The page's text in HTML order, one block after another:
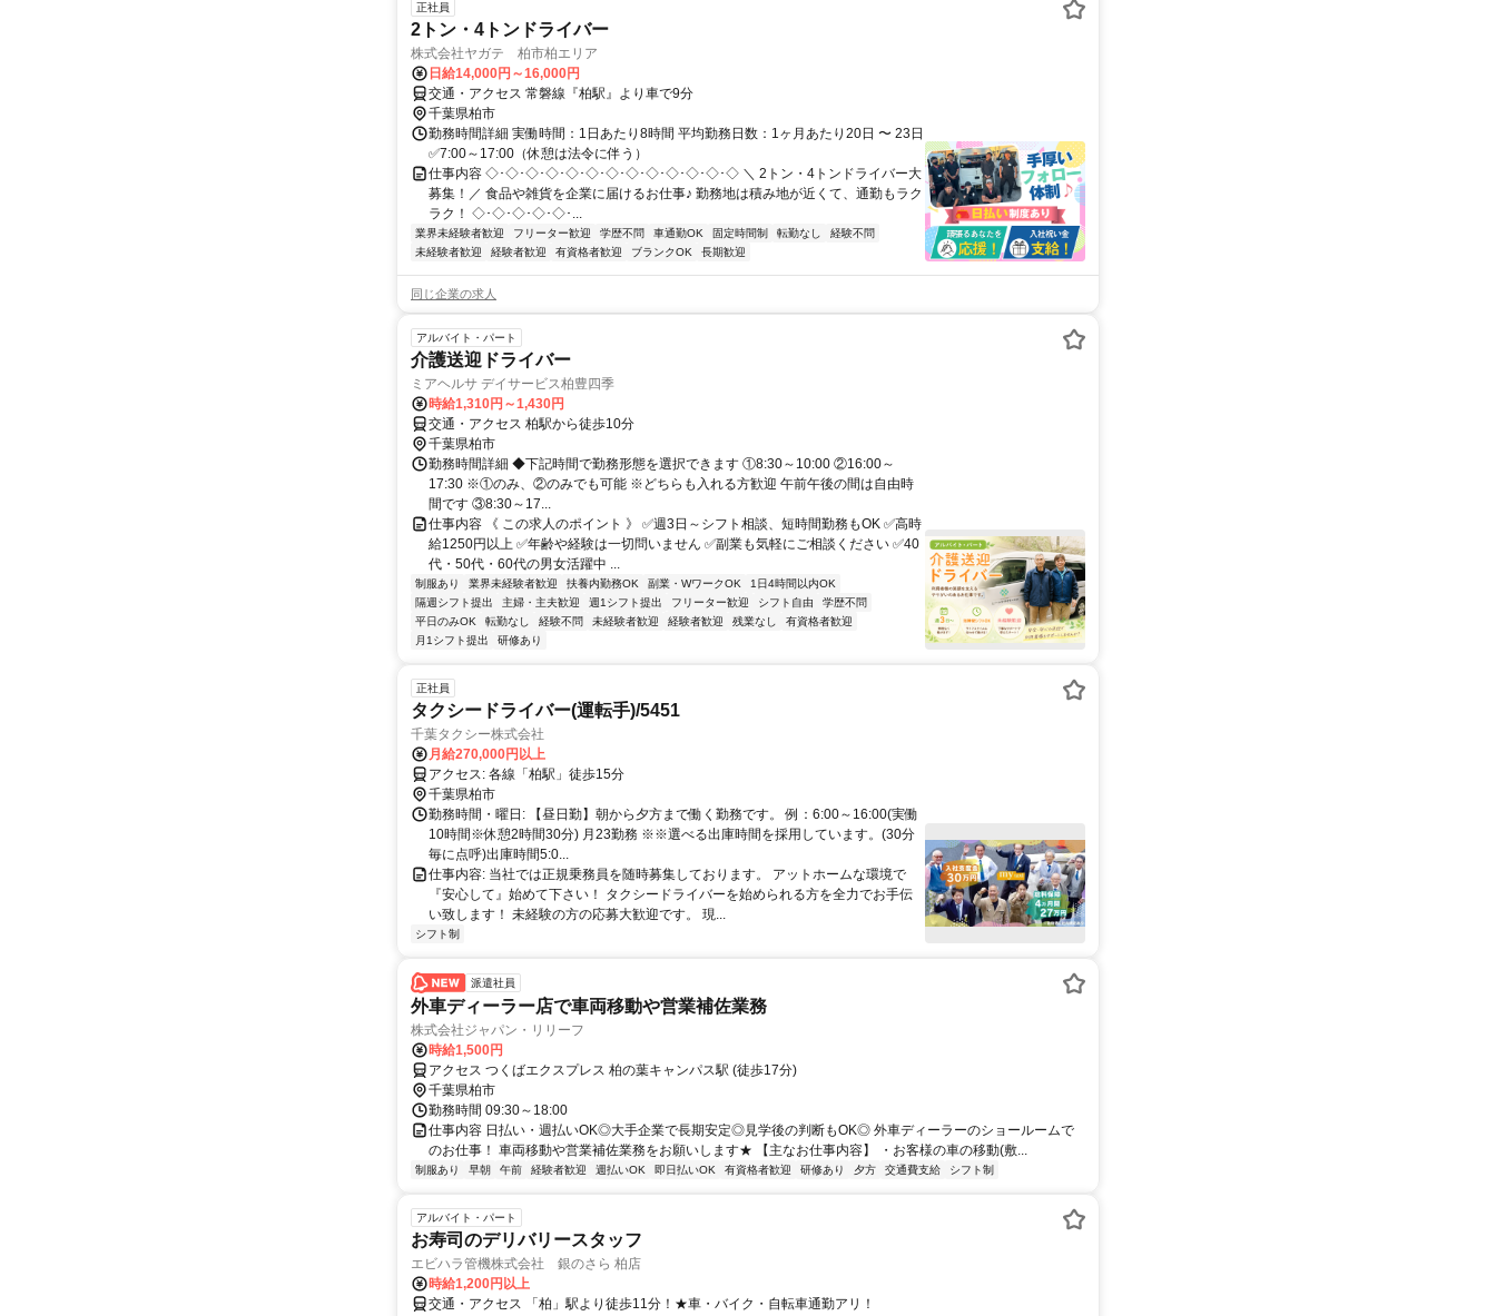
正社員
2トン・4トンドライバー
株式会社ヤガテ 柏市柏エリア
日給14,000円～16,000円
交通・アクセス 常磐線『柏駅』より車で9分
千葉県柏市
勤務時間詳細 実働時間：1日あたり8時間 平均勤務日数：1ヶ月あたり20日 〜 23日
✅7:00～17:00（休憩は法令に伴う）
仕事内容 ◇･◇･◇･◇･◇･◇･◇･◇･◇･◇･◇･◇･◇ ＼ 2トン・4トンドライバー大
募集！／ 食品や雑貨を企業に届けるお仕事♪ 勤務地は積み地が近くて、通勤もラク
ラク！ ◇･◇･◇･◇･◇･...
業界未経験者歓迎 フリーター歓迎 学歴不問 車通勤OK 固定時間制 転勤なし
経験不問
未経験者歓迎
経験者歓迎 有資格者歓迎 ブランクOK 長期歓迎
同じ企業の求人
アルバイト・パート
介護送迎ドライバー
ミアヘルサ デイサービス柏豊四季
時給1,310円～1,430円
交通・アクセス 柏駅から徒歩10分
千葉県柏市
勤務時間詳細 ◆下記時間で勤務形態を選択できます ①8:30～10:00 ②16:00～
17:30 ※①のみ、②のみでも可能 ※どちらも入れる方歓迎 午前午後の間は自由時
間です ③8:30～17...
仕事内容 《 この求人のポイント 》 ✅週3日～シフト相談、短時間勤務もOK ✅高時
給1250円以上 ✅年齢や経験は一切問いません ✅副業も気軽にご相談ください ✅40
代・50代・60代の男女活躍中 ...
制服あり 業界未経験者歓迎 扶養内勤務OK 副業・WワークOK
1日4時間以内OK
隔週シフト提出
主婦・主夫歓迎 週1シフト提出 フリーター歓迎 シフト自由
学歴不問
平日のみOK
転勤なし 経験不問 未経験者歓迎 経験者歓迎 残業なし
有資格者歓迎
月1シフト提出
研修あり
正社員
タクシードライバー(運転手)/5451
千葉タクシー株式会社
月給270,000円以上
アクセス: 各線「柏駅」徒歩15分
千葉県柏市
勤務時間・曜日: 【昼日勤】朝から夕方まで働く勤務です。 例：6:00～16:00(実働
10時間※休憩2時間30分) 月23勤務 ※※選べる出庫時間を採用しています。(30分
毎に点呼)出庫時間5:0...
仕事内容: 当社では正規乗務員を随時募集しております。 アットホームな環境で
『安心して』始めて下さい！ タクシードライバーを始められる方を全力でお手伝
い致します！ 未経験の方の応募大歓迎です。 現...
シフト制
派遣社員
外車ディーラー店で車両移動や営業補佐業務
株式会社ジャパン・リリーフ
時給1,500円
アクセス つくばエクスプレス 柏の葉キャンパス駅 (徒歩17分)
千葉県柏市
勤務時間 09:30～18:00
仕事内容 日払い・週払いOK◎大手企業で長期安定◎見学後の判断もOK◎ 外車ディーラーのショールームで
のお仕事！ 車両移動や営業補佐業務をお願いします★ 【主なお仕事内容】 ・お客様の車の移動(敷...
制服あり 早朝 午前 経験者歓迎 週払いOK 即日払いOK 有資格者歓迎 研修あり 夕方 交通費支給 シフト制
アルバイト・パート
お寿司のデリバリースタッフ
エビハラ管機株式会社 銀のさら 柏店
時給1,200円以上
交通・アクセス 「柏」駅より徒歩11分！★車・バイク・自転車通勤アリ！